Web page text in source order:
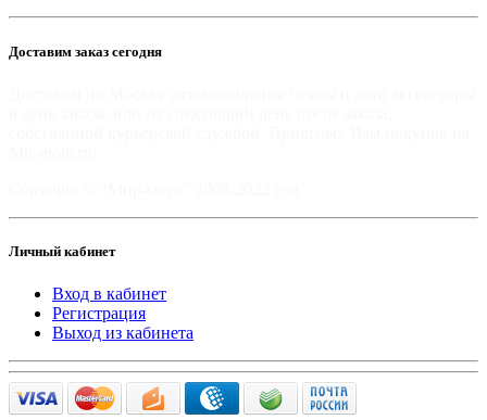
Доставим заказ сегодня
Личный кабинет
Вход в кабинет
Регистрация
Выход из кабинета